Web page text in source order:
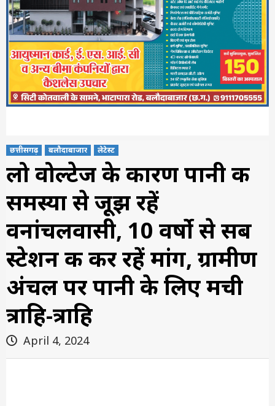
छत्तीसगढ़ बलौदाबाजार लेटेस्ट
लो वोल्टेज के कारण पानी की
समस्या से जूझ रहें
वनांचलवासी, 10 वर्षो से सब
स्टेशन की कर रहें मांग, ग्रामीण
अंचल पर पानी के लिए मची
त्राहि-त्राहि
April 4, 2024